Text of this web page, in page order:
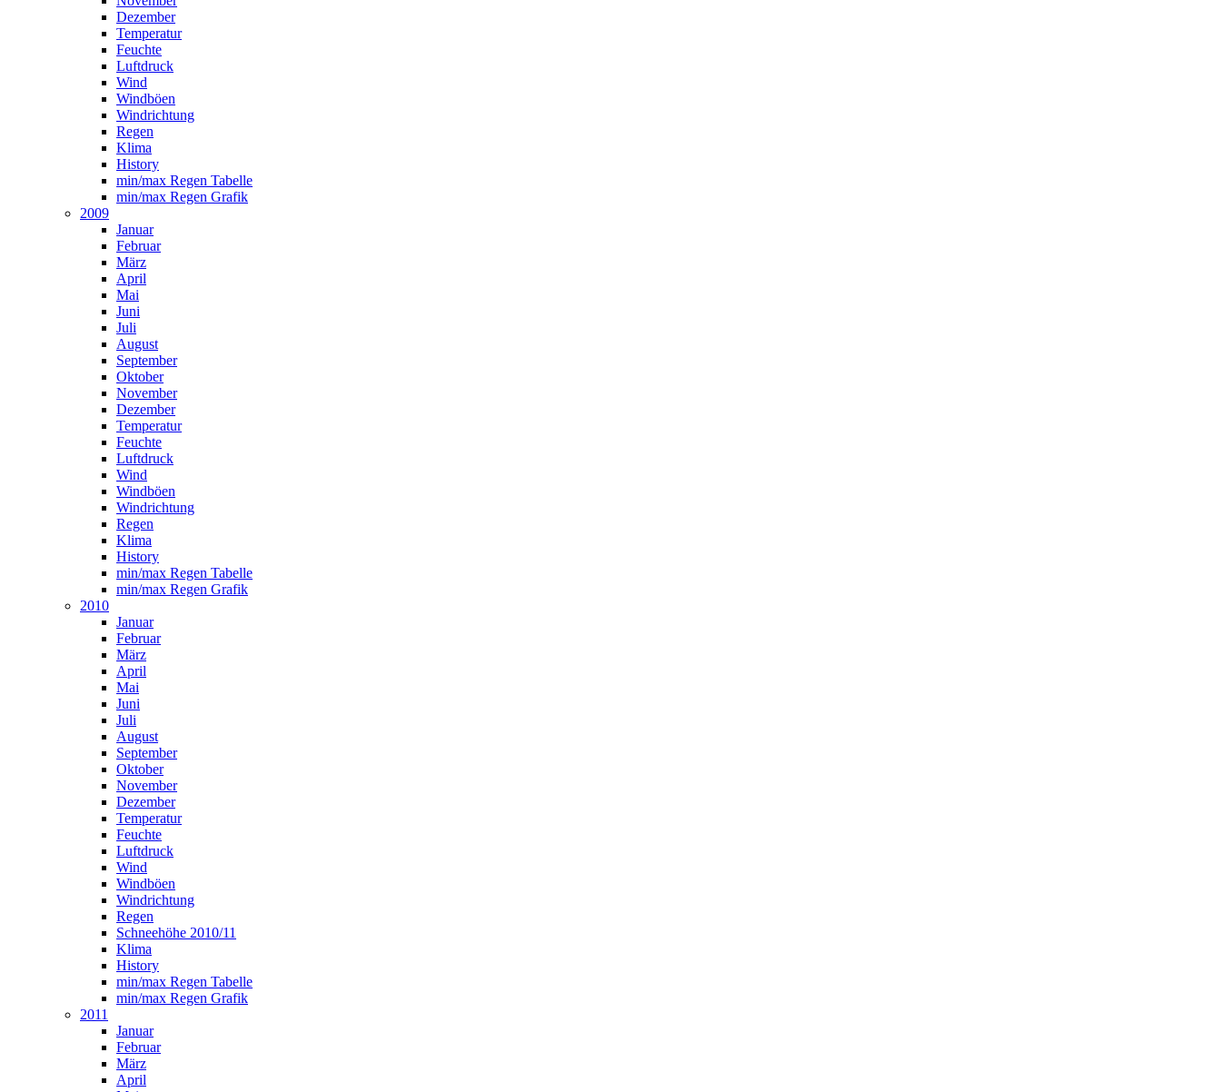
Dezember
Temperatur
Feuchte
Luftdruck
Wind
Windböen
Windrichtung
Regen
Klima
History
min/max Regen Tabelle
min/max Regen Grafik
2009
Januar
Februar
März
April
Mai
Juni
Juli
August
September
Oktober
November
Dezember
Temperatur
Feuchte
Luftdruck
Wind
Windböen
Windrichtung
Regen
Klima
History
min/max Regen Tabelle
min/max Regen Grafik
2010
Januar
Februar
März
April
Mai
Juni
Juli
August
September
Oktober
November
Dezember
Temperatur
Feuchte
Luftdruck
Wind
Windböen
Windrichtung
Regen
Schneehöhe 2010/11
Klima
History
min/max Regen Tabelle
min/max Regen Grafik
2011
Januar
Februar
März
April